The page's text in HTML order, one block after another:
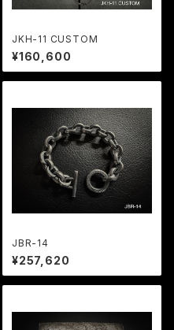
JKH-11 CUSTOM
¥160,600
JBR-14
¥257,620